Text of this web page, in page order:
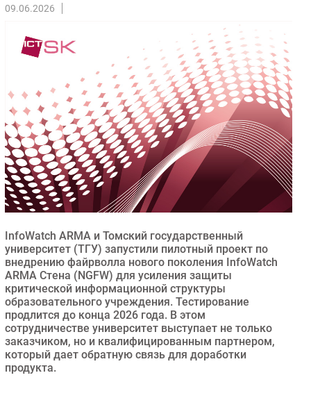
Интеграция
Маркетинг
Оборудование
ПО
Outsourcing
Кадры
Регулирование
Финансы
Web
Инновации
CIO/Управление ИТ
Гаджеты
Здоровье
РАЗДЕЛЫ
Новости
09.06.2026
InfoWatch ARMA и Томский государственный
университет (ТГУ) запустили пилотный проект по
внедрению файрволла нового поколения InfoWatch
ARMA Стена (NGFW) для усиления защиты
критической информационной структуры
образовательного учреждения. Тестирование
продлится до конца 2026 года. В этом
сотрудничестве университет выступает не только
заказчиком, но и квалифицированным партнером,
который дает обратную связь для доработки
продукта.